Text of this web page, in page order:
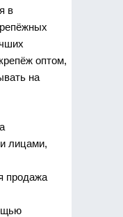
в
оптом,
на
лицами,
продажа